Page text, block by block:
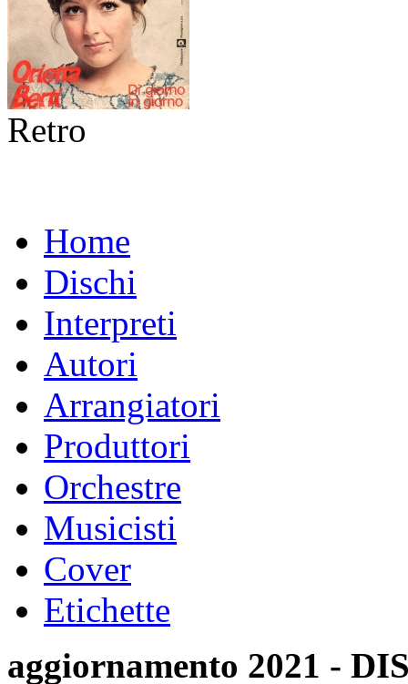
Retro
Home
Dischi
Interpreti
Autori
Arrangiatori
Produttori
Orchestre
Musicisti
Cover
Etichette
aggiornamento 2021 -